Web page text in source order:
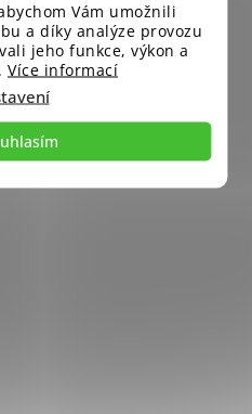
Vám umožnili
a díky analýze provozu
jeho funkce, výkon a
Více informací